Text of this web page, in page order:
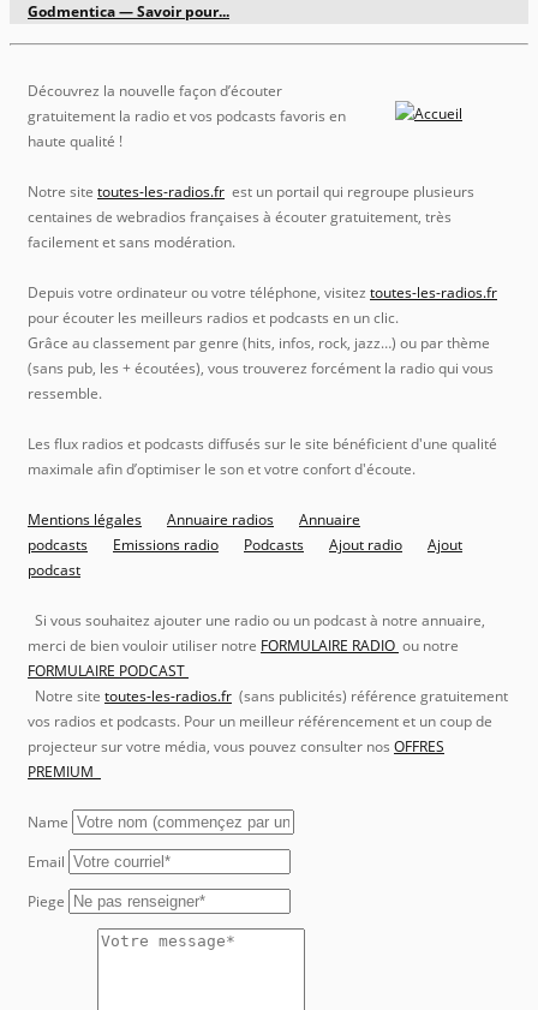
Godmentica — Savoir pour...
Découvrez la nouvelle façon d’écouter
gratuitement la radio et vos podcasts favoris en
haute qualité !
Notre site toutes-les-radios.fr est un portail qui regroupe plusieurs
centaines de webradios françaises à écouter gratuitement, très
facilement et sans modération.
Depuis votre ordinateur ou votre téléphone, visitez toutes-les-radios.fr
pour écouter les meilleurs radios et podcasts en un clic.
Grâce au classement par genre (hits, infos, rock, jazz…) ou par thème
(sans pub, les + écoutées), vous trouverez forcément la radio qui vous
ressemble.
Les flux radios et podcasts diffusés sur le site bénéficient d'une qualité
maximale afin d’optimiser le son et votre confort d'écoute.
Mentions légales Annuaire radios
Annuaire
podcasts
Emissions radio Podcasts Ajout radio
Ajout
podcast
Si vous souhaitez ajouter une radio ou un podcast à notre annuaire,
merci de bien vouloir utiliser notre FORMULAIRE RADIO ou notre
FORMULAIRE PODCAST
Notre site toutes-les-radios.fr (sans publicités) référence gratuitement
vos radios et podcasts. Pour un meilleur référencement et un coup de
projecteur sur votre média, vous pouvez consulter nos OFFRES
PREMIUM
Name
Email
Piege